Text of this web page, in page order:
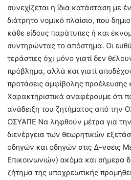
συνεχίζεται η ίδια κατάσταση με
διάτρητο νομικό πλαίσιο, που
κάθε είδους παράτυπες ή και
συντηρώντας το απόστημα. Οι
τεράστιες όχι μόνο γιατί δεν
πρόβλημα, αλλά και γιατί
προτάσεις αμφίβολης προέλευσης
Χαρακτηριστικά αναφέρουμε ότι
ανάδειξη του ζητήματος από την
ΟΣΥΑΠΕ Να ληφθούν μέτρα για
διενέργεια των θεωρητικών
οδηγών και οδηγών στις Δ-νσεις
Επικοινωνιών) ακόμα και σήμερα
ζήτημα της υποχρεωτικής